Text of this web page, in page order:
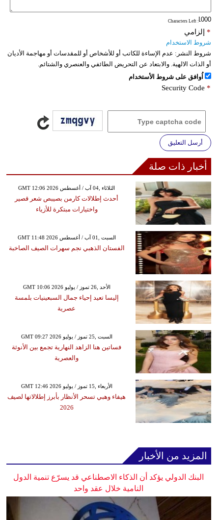
: Characters Left
إلزامي *
شروط الاستخدام
شروط النشر: عدم الإساءة للكاتب أو للأشخاص أو للمقدسات أو مهاجمة الأديان
أو الذات الالهية. والابتعاد عن التحريض الطائفي والعنصري والشتائم.
اُوافق على شروط الأستخدام
Security Code *
أرسل التعليق
أخبار ذات صلة
GMT 12:06 2026 الثلاثاء ,04 آب / أغسطس
أحدث إطلالات كارمن بصيبص شعر قصير
واختيارات مبتكرة للأزياء
GMT 11:48 2026 السبت ,01 آب / أغسطس
الفستان الذهبي نجم سهرات الصيف الصاخبة
GMT 10:06 2026 الأحد ,26 تموز / يوليو
إليسا تعيد إحياء جمال السبعينيات بلمسة
عصرية
GMT 09:27 2026 السبت ,25 تموز / يوليو
فساتين هنا الزاهد النهارية تجمع بين الأنوثة
والعصرية
GMT 12:46 2026 الأربعاء ,15 تموز / يوليو
هيفاء وهبي تسحر الأنظار بأبرز إطلالاتها لصيف
2026
المزيد من الأخبار
البنك الدولي يؤكد أن الذكاء الاصطناعي قد يسرّع تنمية الدول
النامية خلال عقد واحد